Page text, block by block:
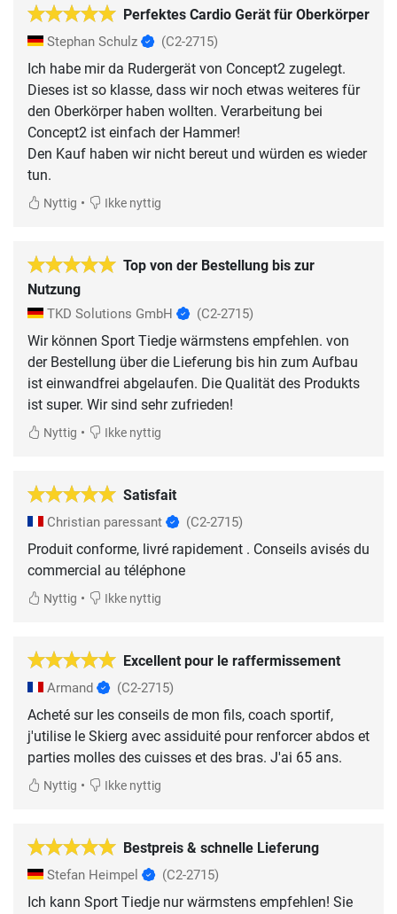
Perfektes Cardio Gerät für Oberkörper
Stephan Schulz (C2-2715)
Ich habe mir da Rudergerät von Concept2 zugelegt.
Dieses ist so klasse, dass wir noch etwas weiteres für
den Oberkörper haben wollten. Verarbeitung bei
Concept2 ist einfach der Hammer!
Den Kauf haben wir nicht bereut und würden es wieder
tun.
Nyttig • Ikke nyttig
Top von der Bestellung bis zur
Nutzung
TKD Solutions GmbH (C2-2715)
Wir können Sport Tiedje wärmstens empfehlen. von
der Bestellung über die Lieferung bis hin zum Aufbau
ist einwandfrei abgelaufen. Die Qualität des Produkts
ist super. Wir sind sehr zufrieden!
Nyttig • Ikke nyttig
Satisfait
Christian paressant (C2-2715)
Produit conforme, livré rapidement . Conseils avisés du
commercial au téléphone
Nyttig • Ikke nyttig
Excellent pour le raffermissement
Armand (C2-2715)
Acheté sur les conseils de mon fils, coach sportif,
j'utilise le Skierg avec assiduité pour renforcer abdos et
parties molles des cuisses et des bras. J'ai 65 ans.
Nyttig • Ikke nyttig
Bestpreis & schnelle Lieferung
Stefan Heimpel (C2-2715)
Ich kann Sport Tiedje nur wärmstens empfehlen! Sie